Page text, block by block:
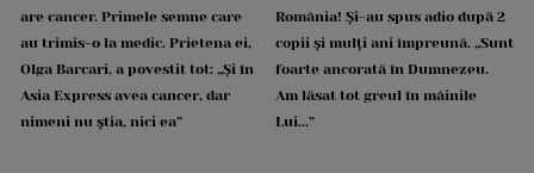
are cancer. Primele semne care
au trimis-o la medic. Prietena ei,
Olga Barcari, a povestit tot: „Și în
Asia Express avea cancer, dar
nimeni nu știa, nici ea”
România! Și-au spus adio după 2
copii și mulți ani împreună. „Sunt
foarte ancorată în Dumnezeu.
Am lăsat tot greul în mâinile
Lui...”